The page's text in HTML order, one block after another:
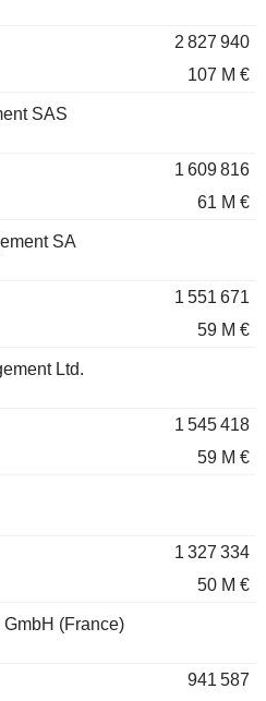
2 827 940
107 M €
SAS
1 609 816
61 M €
SA
1 551 671
59 M €
Ltd.
1 545 418
59 M €
1 327 334
50 M €
(France)
941 587